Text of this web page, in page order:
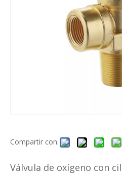
Compartir con:
Válvula de oxígeno con